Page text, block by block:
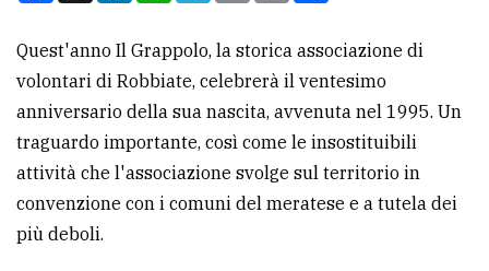
CERCA
Cerca
per
comune
Ricerca
Quest'anno Il Grappolo, la storica associazione di
volontari di Robbiate, celebrerà il ventesimo
anniversario della sua nascita, avvenuta nel 1995. Un
traguardo importante, così come le insostituibili
attività che l'associazione svolge sul territorio in
convenzione con i comuni del meratese e a tutela dei
più deboli.